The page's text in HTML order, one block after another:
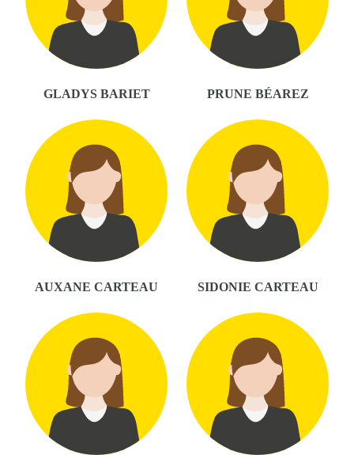
GLADYS BARIET PRUNE BÉAREZ
AUXANE CARTEAU SIDONIE CARTEAU